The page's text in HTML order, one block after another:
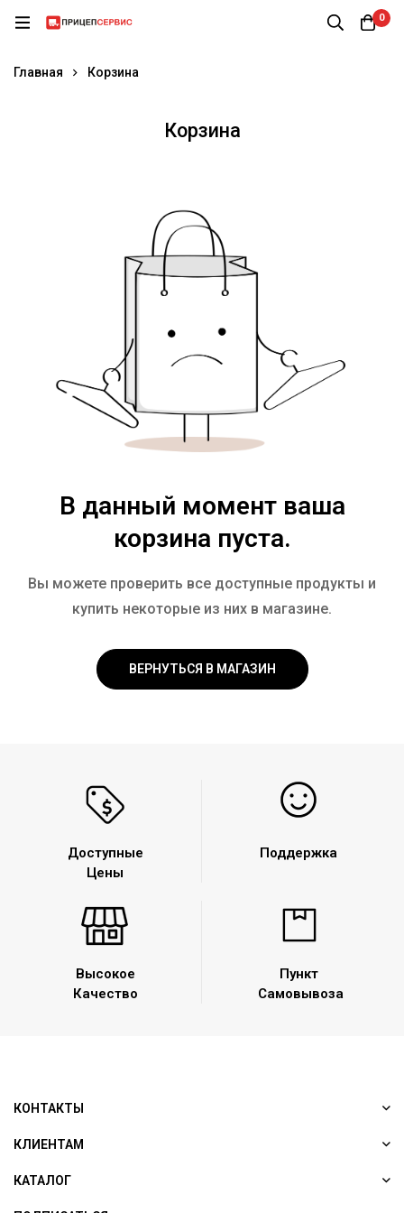
0
Главная Корзина
Корзина
В данный момент ваша
корзина пуста.
Вы можете проверить все доступные продукты и
купить некоторые из них в магазине.
ВЕРНУТЬСЯ В МАГАЗИН
Высокое
Качество
Доступные
Цены
Пункт
Самовывоза
Поддержка
КОНТАКТЫ
КЛИЕНТАМ
КАТАЛОГ